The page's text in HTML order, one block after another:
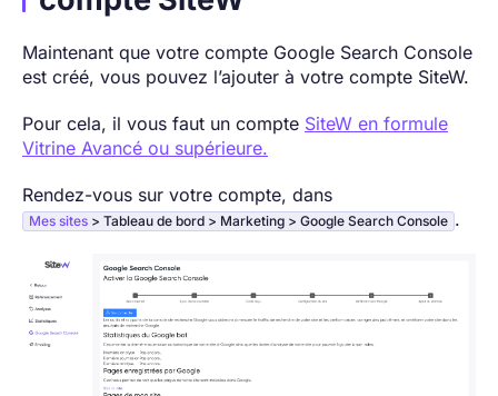
Maintenant que votre compte Google Search Console
est créé, vous pouvez l’ajouter à votre compte SiteW.
Pour cela, il vous faut un compte SiteW en formule
Vitrine Avancé ou supérieure.
Rendez-vous sur votre compte, dans
Mes sites > Tableau de bord > Marketing > Google Search Console .